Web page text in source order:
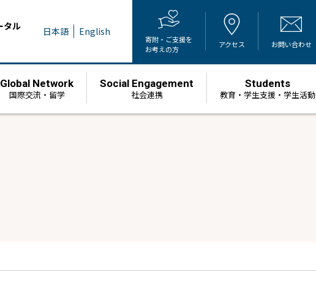
タル 日本語 English
寄附・ご支援を
お考えの方
アクセス お問い合わせ
Global Network
国際交流・留学
Social Engagement
社会連携
Students
教育・学生支援・学生活動